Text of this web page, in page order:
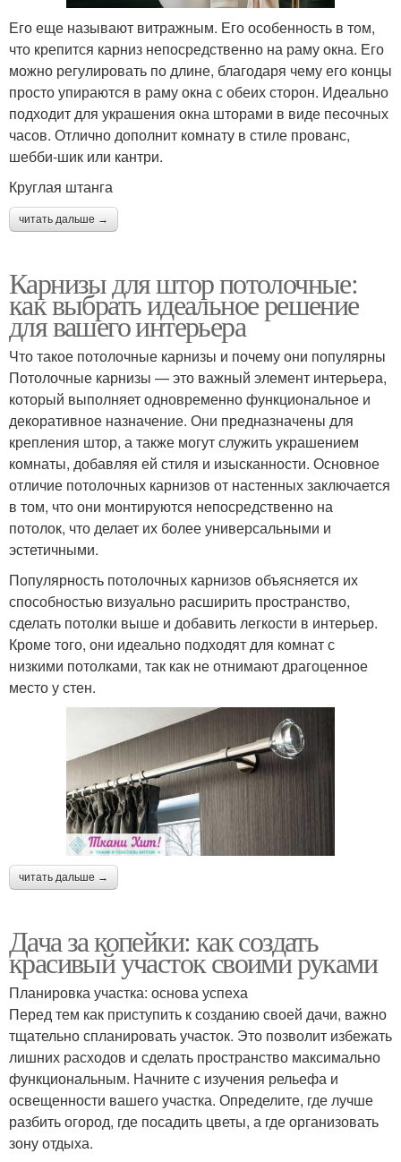
Его еще называют витражным. Его особенность в том,
что крепится карниз непосредственно на раму окна. Его
можно регулировать по длине, благодаря чему его концы
просто упираются в раму окна с обеих сторон. Идеально
подходит для украшения окна шторами в виде песочных
часов. Отлично дополнит комнату в стиле прованс,
шебби-шик или кантри.
Круглая штанга
читать дальше →
Карнизы для штор потолочные:
как выбрать идеальное решение
для вашего интерьера
Что такое потолочные карнизы и почему они популярны
Потолочные карнизы — это важный элемент интерьера,
который выполняет одновременно функциональное и
декоративное назначение. Они предназначены для
крепления штор, а также могут служить украшением
комнаты, добавляя ей стиля и изысканности. Основное
отличие потолочных карнизов от настенных заключается
в том, что они монтируются непосредственно на
потолок, что делает их более универсальными и
эстетичными.
Популярность потолочных карнизов объясняется их
способностью визуально расширить пространство,
сделать потолки выше и добавить легкости в интерьер.
Кроме того, они идеально подходят для комнат с
низкими потолками, так как не отнимают драгоценное
место у стен.
читать дальше →
Дача за копейки: как создать
красивый участок своими руками
Планировка участка: основа успеха
Перед тем как приступить к созданию своей дачи, важно
тщательно спланировать участок. Это позволит избежать
лишних расходов и сделать пространство максимально
функциональным. Начните с изучения рельефа и
освещенности вашего участка. Определите, где лучше
разбить огород, где посадить цветы, а где организовать
зону отдыха.